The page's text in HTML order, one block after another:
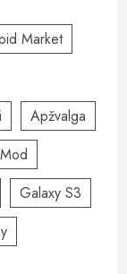
Market
Apžvalga
Galaxy S3